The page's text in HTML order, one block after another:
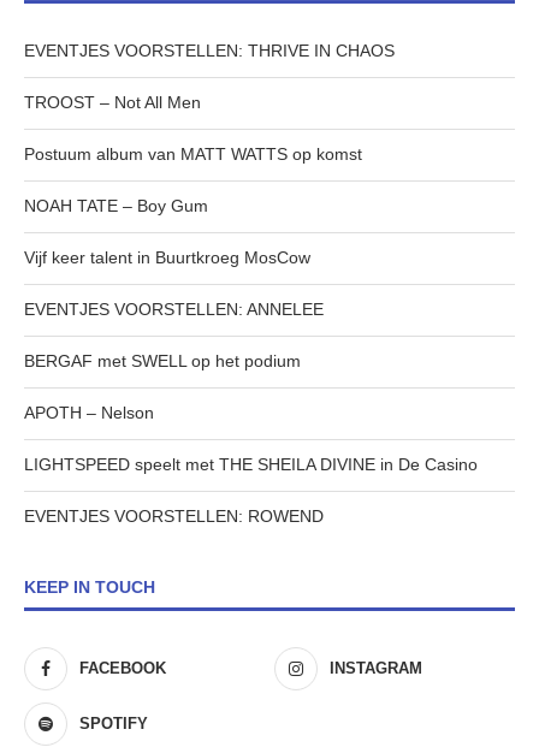
EVENTJES VOORSTELLEN: THRIVE IN CHAOS
TROOST – Not All Men
Postuum album van MATT WATTS op komst
NOAH TATE – Boy Gum
Vijf keer talent in Buurtkroeg MosCow
EVENTJES VOORSTELLEN: ANNELEE
BERGAF met SWELL op het podium
APOTH – Nelson
LIGHTSPEED speelt met THE SHEILA DIVINE in De Casino
EVENTJES VOORSTELLEN: ROWEND
KEEP IN TOUCH
FACEBOOK INSTAGRAM
SPOTIFY